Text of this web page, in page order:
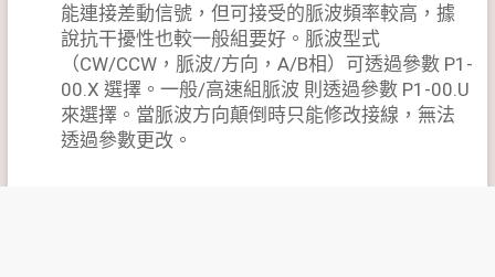
能連接差動信號，但可接受的脈波頻率較高，據
說抗干擾性也較一般組要好。脈波型式
（CW/CCW，脈波/方向，A/B相）可透過參數 P1-
00.X 選擇。一般/高速組脈波 則透過參數 P1-00.U
來選擇。當脈波方向顛倒時只能修改接線，無法
透過參數更改。